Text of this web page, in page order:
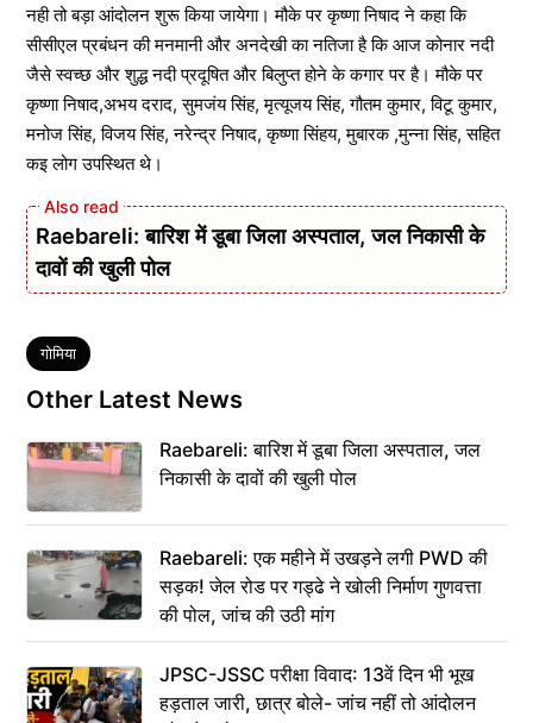
नही तो बड़ा आंदोलन शुरू किया जायेगा। मौके पर कृष्णा निषाद ने कहा कि
सीसीएल प्रबंधन की मनमानी और अनदेखी का नतिजा है कि आज कोनार नदी
जैसे स्वच्छ और शुद्ध नदी प्रदूषित और बिलुप्त होने के कगार पर है। मौके पर
कृष्णा निषाद,अभय दराद, सुमजंय सिंह, मृत्यूजय सिंह, गौतम कुमार, विटू कुमार,
मनोज सिंह, विजय सिंह, नरेन्द्र निषाद, कृष्णा सिंहय, मुबारक ,मुन्ना सिंह, सहित
कइ लोग उपस्थित थे।
Raebareli: बारिश में डूबा जिला अस्पताल, जल निकासी के
दावों की खुली पोल
Tags
गोमिया
Other Latest News
Raebareli: बारिश में डूबा जिला अस्पताल, जल
निकासी के दावों की खुली पोल
Raebareli: एक महीने में उखड़ने लगी PWD की
सड़क! जेल रोड पर गड्ढे ने खोली निर्माण गुणवत्ता
की पोल, जांच की उठी मांग
JPSC-JSSC परीक्षा विवाद: 13वें दिन भी भूख
हड़ताल जारी, छात्र बोले- जांच नहीं तो आंदोलन